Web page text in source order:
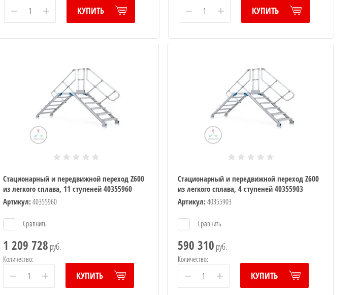
− + КУПИТЬ − + КУПИТЬ
Стационарный и передвижной переход Z600
из легкого сплава, 11 ступеней 40355960
Артикул:40355960
Сравнить
1 209 728 руб.
Количество:
− + КУПИТЬ
Стационарный и передвижной переход Z600
из легкого сплава, 4 ступеней 40355903
Артикул:40355903
Сравнить
590 310 руб.
Количество:
− + КУПИТЬ